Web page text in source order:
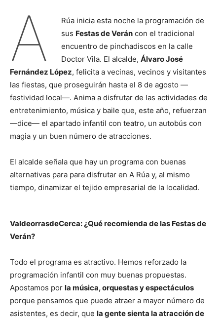
A
Rúa inicia esta noche la programación de
sus Festas de Veráncon el tradicional
encuentro de pinchadiscos en la calle
Doctor Vila. El alcalde, Álvaro José
Fernández López, felicita a vecinas, vecinos y visitantes
las fiestas, que proseguirán hasta el 8 de agosto —
festividad local—. Anima a disfrutar de las actividades de
entretenimiento, música y baile que, este año, refuerzan
—dice— el apartado infantil con teatro, un autobús con
magia y un buen número de atracciones.
El alcalde señala que hay un programa con buenas
alternativas para para disfrutar en A Rúa y, al mismo
tiempo, dinamizar el tejido empresarial de la localidad.
ValdeorrasdeCerca: ¿Qué recomienda de las Festas de
Verán?
Todo el programa es atractivo. Hemos reforzado la
programación infantil con muy buenas propuestas.
Apostamos por la música, orquestas y espectáculos
porque pensamos que puede atraer a mayor número de
asistentes, es decir, que la gente sienta la atracción de